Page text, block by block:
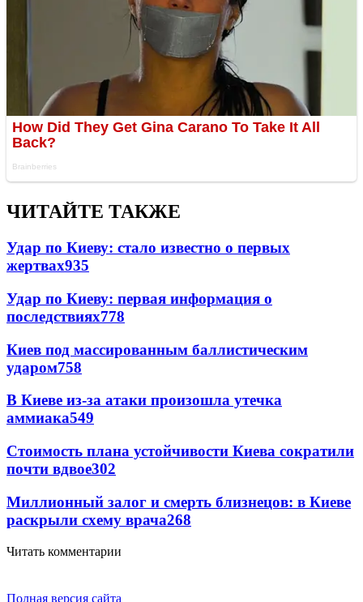
ЧИТАЙТЕ ТАКЖЕ
Удар по Киеву: стало известно о первых
жертвах935
Удар по Киеву: первая информация о
последствиях778
Киев под массированным баллистическим
ударом758
В Киеве из-за атаки произошла утечка
аммиака549
Стоимость плана устойчивости Киева сократили
почти вдвое302
Миллионный залог и смерть близнецов: в Киеве
раскрыли схему врача268
Читать комментарии
Полная версия сайта